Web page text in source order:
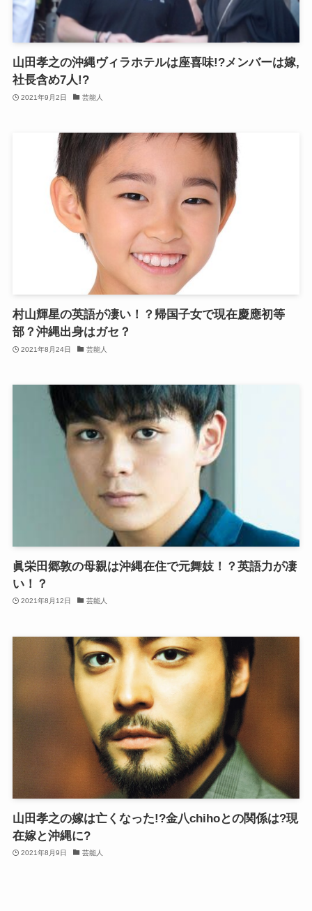
山田孝之の沖縄ヴィラホテルは座喜味!?メンバーは嫁,
社長含め7人!?
2021年9月2日 芸能人
村山輝星の英語が凄い！？帰国子女で現在慶應初等
部？沖縄出身はガセ？
2021年8月24日 芸能人
眞栄田郷敦の母親は沖縄在住で元舞妓！？英語力が凄
い！？
2021年8月12日 芸能人
山田孝之の嫁は亡くなった!?金八chihoとの関係は?現
在嫁と沖縄に?
2021年8月9日 芸能人